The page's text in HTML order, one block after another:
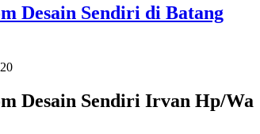
Desain Sendiri di Batang
Desain Sendiri Irvan Hp/Wa